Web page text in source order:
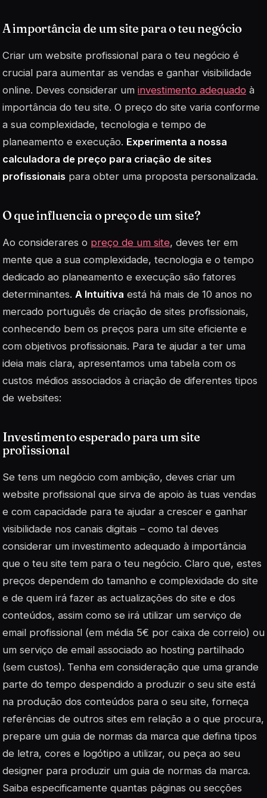
A importância de um site para o teu negócio
Criar um website profissional para o teu negócio é
crucial para aumentar as vendas e ganhar visibilidade
online. Deves considerar um investimento adequado à
importância do teu site. O preço do site varia conforme
a sua complexidade, tecnologia e tempo de
planeamento e execução. Experimenta a nossa
calculadora de preço para criação de sites
profissionais para obter uma proposta personalizada.
O que influencia o preço de um site?
Ao considerares o preço de um site, deves ter em
mente que a sua complexidade, tecnologia e o tempo
dedicado ao planeamento e execução são fatores
determinantes. A Intuitiva está há mais de 10 anos no
mercado português de criação de sites profissionais,
conhecendo bem os preços para um site eficiente e
com objetivos profissionais. Para te ajudar a ter uma
ideia mais clara, apresentamos uma tabela com os
custos médios associados à criação de diferentes tipos
de websites:
Investimento esperado para um site
profissional
Se tens um negócio com ambição, deves criar um
website profissional que sirva de apoio às tuas vendas
e com capacidade para te ajudar a crescer e ganhar
visibilidade nos canais digitais – como tal deves
considerar um investimento adequado à importância
que o teu site tem para o teu negócio. Claro que, estes
preços dependem do tamanho e complexidade do site
e de quem irá fazer as actualizações do site e dos
conteúdos, assim como se irá utilizar um serviço de
email profissional (em média 5€ por caixa de correio) ou
um serviço de email associado ao hosting partilhado
(sem custos). Tenha em consideração que uma grande
parte do tempo despendido a produzir o seu site está
na produção dos conteúdos para o seu site, forneça
referências de outros sites em relação a o que procura,
prepare um guia de normas da marca que defina tipos
de letra, cores e logótipo a utilizar, ou peça ao seu
designer para produzir um guia de normas da marca.
Saiba especificamente quantas páginas ou secções